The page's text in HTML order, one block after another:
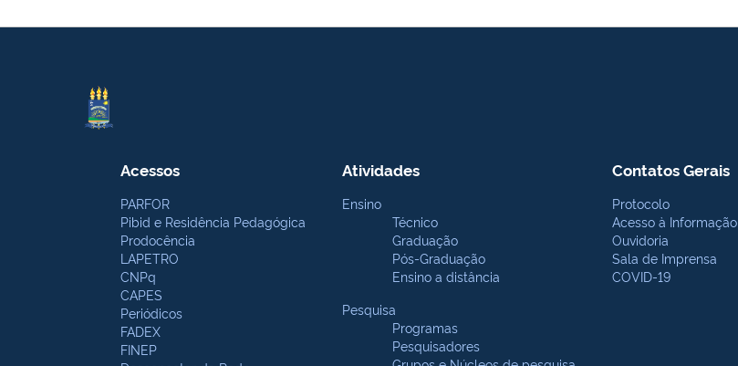
Acessos
PARFOR
Pibid e Residência Pedagógica
Prodocência
LAPETRO
CNPq
CAPES
Periódicos
FADEX
FINEP
Atividades
Ensino
Técnico
Graduação
Pós-Graduação
Ensino a distância
Pesquisa
Programas
Pesquisadores
Contatos Gerais
Protocolo
Acesso à Informação
Ouvidoria
Sala de Imprensa
COVID-19